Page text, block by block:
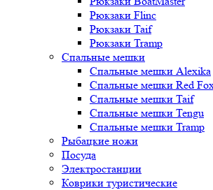
Рюкзаки Flinc
Рюкзаки Taif
Рюкзаки Tramp
Спальные мешки
Спальные мешки Alexika
Спальные мешки Red
Спальные мешки Taif
Спальные мешки Tengu
Спальные мешки Tramp
Рыбацкие ножи
Посуда
Электростанции
Коврики туристические